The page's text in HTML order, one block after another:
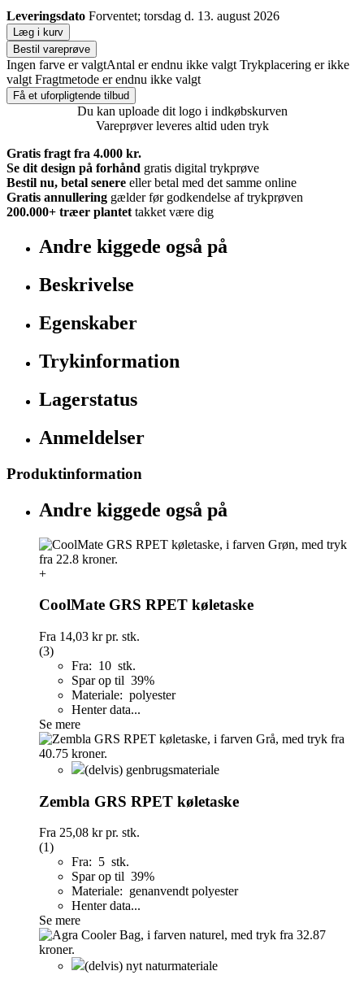
Leveringsdato Forventet; torsdag d. 13. august 2026
Læg i kurv
Bestil vareprøve
Ingen farve er valgtAntal er endnu ikke valgt Trykplacering er ikke
valgt Fragtmetode er endnu ikke valgt
Få et uforpligtende tilbud
Du kan uploade dit logo i indkøbskurven
Vareprøver leveres altid uden tryk
Gratis fragt fra 4.000 kr.
Se dit design på forhånd gratis digital trykprøve
Bestil nu, betal senere eller betal med det samme online
Gratis annullering gælder før godkendelse af trykprøven
200.000+ træer plantet takket være dig
Andre kiggede også på
Beskrivelse
Egenskaber
Trykinformation
Lagerstatus
Anmeldelser
Produktinformation
Andre kiggede også på
+
CoolMate GRS RPET køletaske
Fra 14,03 krpr. stk.
(3)
Fra: 10 stk.
Spar op til 39%
Materiale: polyester
Henter data...
Se mere
(delvis) genbrugsmateriale
Zembla GRS RPET køletaske
Fra 25,08 krpr. stk.
(1)
Fra: 5 stk.
Spar op til 39%
Materiale: genanvendt polyester
Henter data...
Se mere
(delvis) nyt naturmateriale